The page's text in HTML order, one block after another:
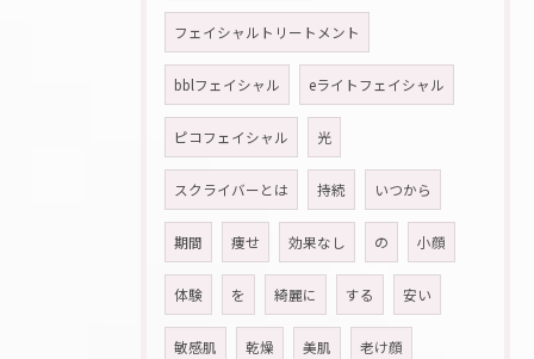
フェイシャルトリートメント
bblフェイシャル eライトフェイシャル
ピコフェイシャル 光
スクライバーとは 持続 いつから
期間 痩せ 効果なし の 小顔
体験 を 綺麗に する 安い
敏感肌 乾燥 美肌 老け顔